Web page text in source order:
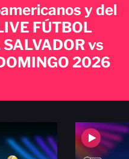
y del
FÚTBOL
vs
2026